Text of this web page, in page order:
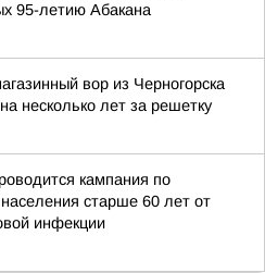
95-летию Абакана
вор из Черногорска
несколько лет за решетку
кампания по
старше 60 лет от
инфекции